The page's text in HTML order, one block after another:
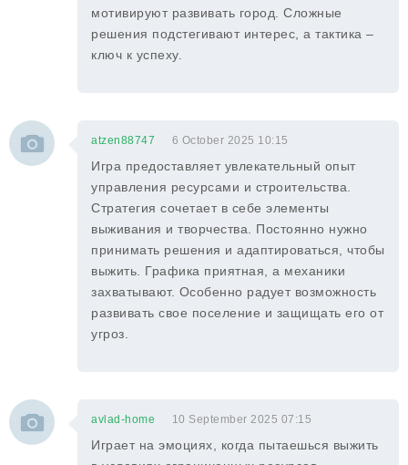
мотивируют развивать город. Сложные
решения подстегивают интерес, а тактика –
ключ к успеху.
atzen88747 6 October 2025 10:15
Игра предоставляет увлекательный опыт
управления ресурсами и строительства.
Стратегия сочетает в себе элементы
выживания и творчества. Постоянно нужно
принимать решения и адаптироваться, чтобы
выжить. Графика приятная, а механики
захватывают. Особенно радует возможность
развивать свое поселение и защищать его от
угроз.
avlad-home 10 September 2025 07:15
Играет на эмоциях, когда пытаешься выжить